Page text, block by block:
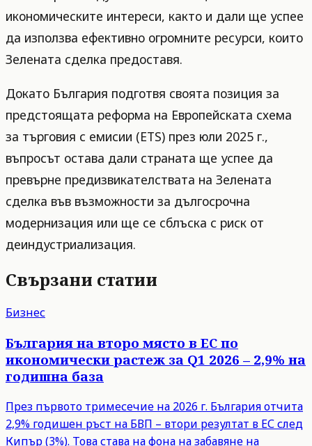
икономическите интереси, както и дали ще успее
да използва ефективно огромните ресурси, които
Зелената сделка предоставя.
Докато България подготвя своята позиция за
предстоящата реформа на Европейската схема
за търговия с емисии (ETS) през юли 2025 г.,
въпросът остава дали страната ще успее да
превърне предизвикателствата на Зелената
сделка във възможности за дългосрочна
модернизация или ще се сблъска с риск от
деиндустриализация.
Свързани статии
Бизнес
България на второ място в ЕС по
икономически растеж за Q1 2026 – 2,9% на
годишна база
През първото тримесечие на 2026 г. България отчита
2,9% годишен ръст на БВП – втори резултат в ЕС след
Кипър (3%). Това става на фона на забавяне на